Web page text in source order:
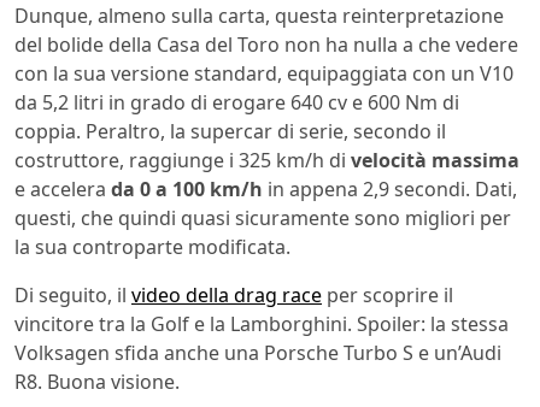
Dunque, almeno sulla carta, questa reinterpretazione
del bolide della Casa del Toro non ha nulla a che vedere
con la sua versione standard, equipaggiata con un V10
da 5,2 litri in grado di erogare 640 cv e 600 Nm di
coppia. Peraltro, la supercar di serie, secondo il
costruttore, raggiunge i 325 km/h di velocità massima
e accelera da 0 a 100 km/h in appena 2,9 secondi. Dati,
questi, che quindi quasi sicuramente sono migliori per
la sua controparte modificata.
Di seguito, il video della drag race per scoprire il
vincitore tra la Golf e la Lamborghini. Spoiler: la stessa
Volksagen sfida anche una Porsche Turbo S e un’Audi
R8. Buona visione.